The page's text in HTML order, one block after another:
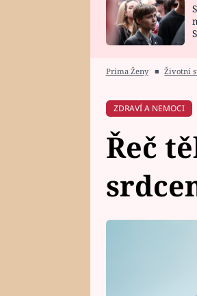
HOROSKOP NA
Prima Ženy ■ Životní
ZDRAVÍ A NEMOCI
Řeč